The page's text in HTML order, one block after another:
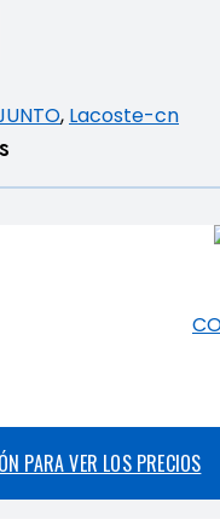
, Lacoste-cn
PARA VER LOS PRECIOS